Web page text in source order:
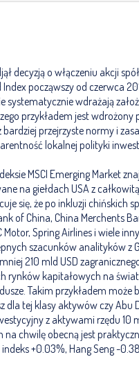
decyzją o włączeniu akcji
Index począwszy od czerwca
systematycznie wdrażają
przykładem jest
przejrzyste normy i
lokalnej polityki
MSCI Emerging Market
na giełdach USA z
się, że po inkluzji chińskich
of China, China Merchents
Motor, Spring Airlines i wiele
szacunków analityków
210 mld USD
rynków kapitałowych na
Takim przykładem
dla tej klasy aktywów czy
z aktywami rzędu 10
na chwilę obecną jest
+0.03%, Hang Seng -